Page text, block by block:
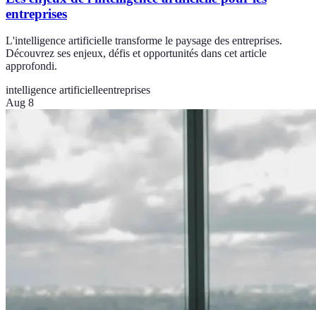
entreprises
L'intelligence artificielle transforme le paysage des entreprises.
Découvrez ses enjeux, défis et opportunités dans cet article
approfondi.
intelligence artificielleentreprises
Aug 8